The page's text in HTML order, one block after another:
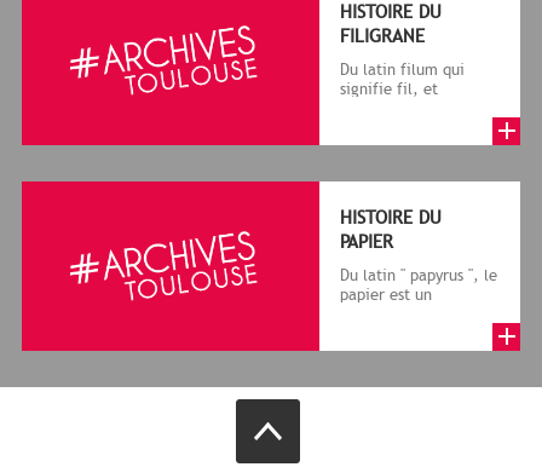
HISTOIRE DU
FILIGRANE
Du latin filum qui
signifie fil, et
le cadre de la f...
HISTOIRE DU
PAPIER
Du latin " papyrus ", le
papier est un
végétales réduite...